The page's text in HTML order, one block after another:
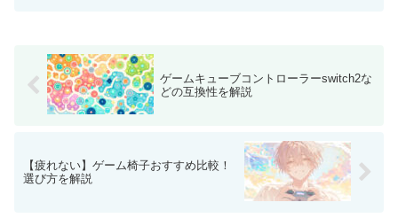
ゲームキューブコントローラーswitch2な
どの互換性を解説
【疲れない】ゲーム椅子おすすめ比較！
選び方を解説